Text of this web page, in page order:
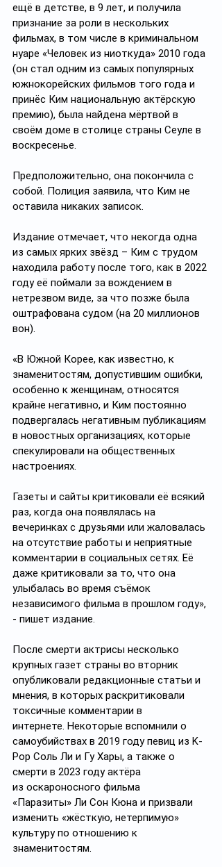
ещё в детстве, в 9 лет, и получила
признание за роли в нескольких
фильмах, в том числе в криминальном
нуаре «Человек из ниоткуда» 2010 года
(он стал одним из самых популярных
южнокорейских фильмов того года и
принёс Ким национальную актёрскую
премию), была найдена мёртвой в
своём доме в столице страны Сеуле в
воскресенье.
Предположительно, она покончила с
собой. Полиция заявила, что Ким не
оставила никаких записок.
Издание отмечает, что некогда одна
из самых ярких звёзд – Ким с трудом
находила работу после того, как в 2022
году её поймали за вождением в
нетрезвом виде, за что позже была
оштрафована судом (на 20 миллионов
вон).
«В Южной Корее, как известно, к
знаменитостям, допустившим ошибки,
особенно к женщинам, относятся
крайне негативно, и Ким постоянно
подвергалась негативным публикациям
в новостных организациях, которые
спекулировали на общественных
настроениях.
Газеты и сайты критиковали её всякий
раз, когда она появлялась на
вечеринках с друзьями или жаловалась
на отсутствие работы и неприятные
комментарии в социальных сетях. Её
даже критиковали за то, что она
улыбалась во время съёмок
независимого фильма в прошлом году»,
- пишет издание.
После смерти актрисы несколько
крупных газет страны во вторник
опубликовали редакционные статьи и
мнения, в которых раскритиковали
токсичные комментарии в
интернете. Некоторые вспомнили о
самоубийствах в 2019 году певиц из K-
Pop Соль Ли и Гу Хары, а также о
смерти в 2023 году актёра
из оскароносного фильма
«Паразиты» Ли Сон Кюна и призвали
изменить «жёсткую, нетерпимую»
культуру по отношению к
знаменитостям.